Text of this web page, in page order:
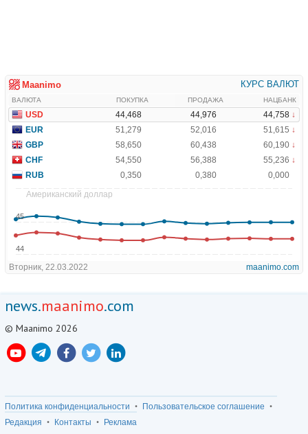
news.maanimo.com
© Maanimo 2026
Политика конфиденциальности
Пользовательское соглашение
Редакция
Контакты Реклама